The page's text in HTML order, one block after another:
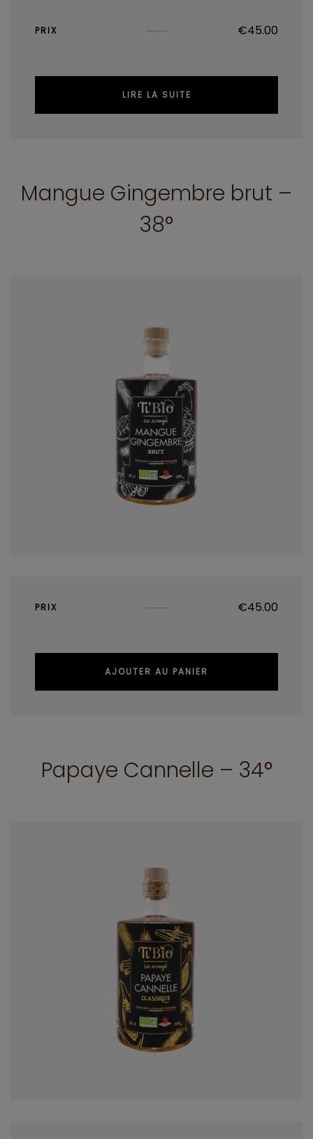
PRIX €45.00
LIRE LA SUITE
Mangue Gingembre brut –
38°
PRIX €45.00
AJOUTER AU PANIER
Papaye Cannelle – 34°